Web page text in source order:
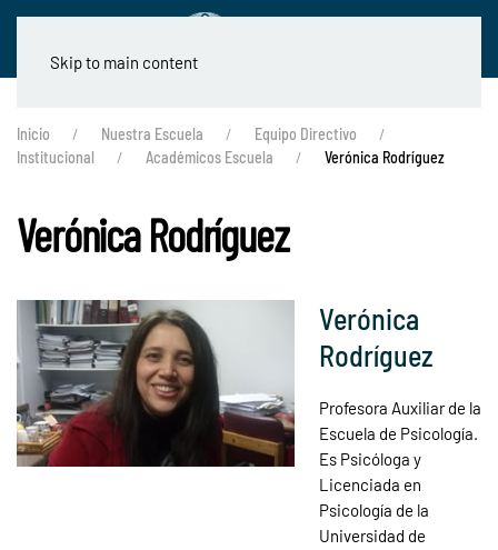
Skip to main content
Inicio Nuestra Escuela
Equipo Directivo
Institucional
Académicos Escuela Verónica Rodríguez
Verónica Rodríguez
Verónica
Rodríguez
Profesora Auxiliar de la
Escuela de Psicología.
Es Psicóloga y
Licenciada en
Psicología de la
Universidad de